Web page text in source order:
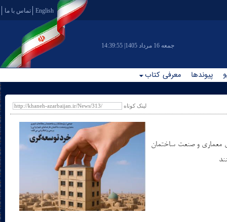
English تماس با ما
14:39:55 |جمعه 16 مرداد 1405
پیوندها معرفی کتاب
لینک کوتاه
معماری و صنعت ساختمان